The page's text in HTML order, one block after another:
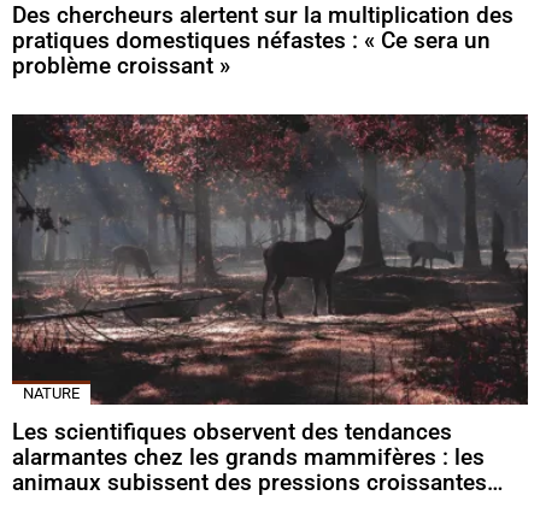
Des chercheurs alertent sur la multiplication des
pratiques domestiques néfastes : « Ce sera un
problème croissant »
NATURE
Les scientifiques observent des tendances
alarmantes chez les grands mammifères : les
animaux subissent des pressions croissantes…